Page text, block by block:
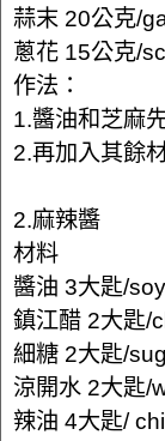
蒜末 20公克/
蔥花 15公克/
作法：
1.醬油和芝麻
2.再加入其餘
2.麻辣醬
材料
醬油 3大匙/
鎮江醋 2大匙/
細糖 2大匙/
涼開水 2大匙/
辣油 4大匙/